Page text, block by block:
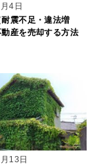
4日
震不足・違法増
産を売却する方法
13日